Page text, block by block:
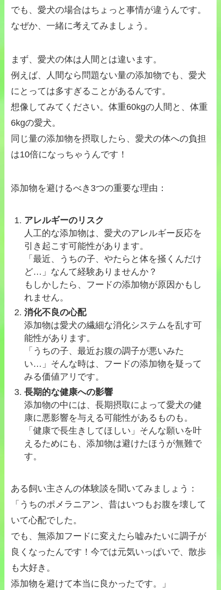
でも、愛犬の場合はちょっと事情が違うんです。
なぜか、一緒に考えてみましょう。
まず、愛犬の体は人間とは違います。
例えば、人間なら問題ない量の添加物でも、愛犬
にとっては多すぎることがあるんです。
想像してみてください。体重60kgの人間と、体重
6kgの愛犬。
同じ量の添加物を摂取したら、愛犬の体への負担
は10倍になっちゃうんです！
添加物を避けるべき3つの重要な理由：
アレルギーのリスク
人工的な添加物は、愛犬のアレルギー反応を
引き起こす可能性があります。
「最近、うちの子、やたらと体を掻くんだけ
ど…」なんて経験ありませんか？
もしかしたら、フードの添加物が原因かもし
れません。
消化不良の心配
添加物は愛犬の繊細な消化システムを乱す可
能性があります。
「うちの子、最近お腹の調子が悪いみた
い…」そんな時は、フードの添加物を疑って
みる価値アリです。
長期的な健康への影響
添加物の中には、長期摂取によって愛犬の健
康に悪影響を与える可能性があるものも。
「健康で長生きしてほしい」そんな願いを叶
えるためにも、添加物は避けたほうが無難で
す。
ある飼い主さんの体験談を聞いてみましょう：
「うちのポメラニアン、昔はいつもお腹を壊して
いて心配でした。
でも、無添加フードに変えたら嘘みたいに調子が
良くなったんです！今では元気いっぱいで、散歩
も大好き。
添加物を避けて本当に良かったです。」